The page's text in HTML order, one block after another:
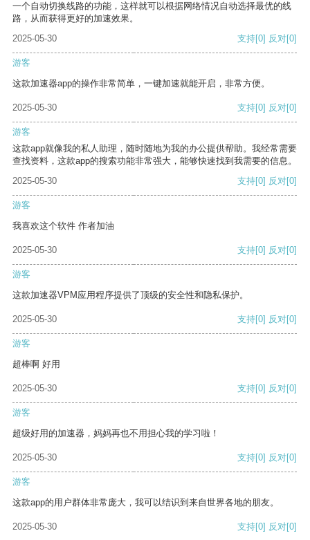
一个自动切换线路的功能，这样就可以根据网络情况自动选择最优的线
路，从而获得更好的加速效果。
2025-05-30
支持[0] 反对[0]
游客
这款加速器app的操作非常简单，一键加速就能开启，非常方便。
2025-05-30 支持[0] 反对[0]
游客
这款app就像我的私人助理，随时随地为我的办公提供帮助。我经常需要
查找资料，这款app的搜索功能非常强大，能够快速找到我需要的信息。
2025-05-30
支持[0] 反对[0]
游客
我喜欢这个软件 作者加油
2025-05-30 支持[0] 反对[0]
游客
这款加速器VPM应用程序提供了顶级的安全性和隐私保护。
2025-05-30 支持[0] 反对[0]
游客
超棒啊 好用
2025-05-30 支持[0] 反对[0]
游客
超级好用的加速器，妈妈再也不用担心我的学习啦！
2025-05-30 支持[0] 反对[0]
游客
这款app的用户群体非常庞大，我可以结识到来自世界各地的朋友。
2025-05-30 支持[0] 反对[0]